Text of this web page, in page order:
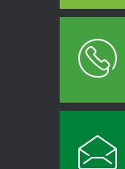
মেডিসিন,